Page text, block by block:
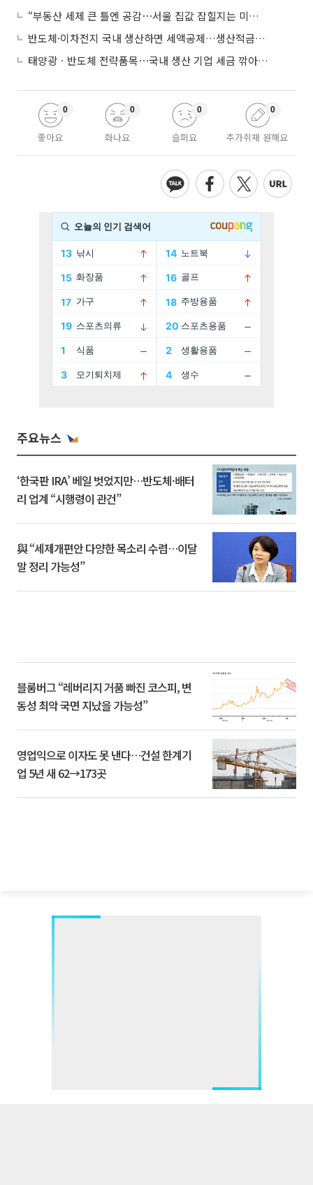
“부동산 세제 큰 틀엔 공감⋯서울 집값 잡힐지는 미지수”
반도체·이차전지 국내 생산하면 세액공제…생산적금융 ISA 신설
태양광ㆍ반도체 전략품목⋯국내 생산 기업 세금 깎아준다
좋아요
0
화나요
0
슬퍼요
0
추가취재 원해요
0
주요뉴스
‘한국판 IRA’ 베일 벗었지만…반도체·배터
리 업계 “시행령이 관건”
與 “세제개편안 다양한 목소리 수렴…이달
말 정리 가능성”
블룸버그 “레버리지 거품 빠진 코스피, 변
동성 최악 국면 지났을 가능성”
영업익으로 이자도 못 낸다…건설 한계기
업 5년 새 62→173곳